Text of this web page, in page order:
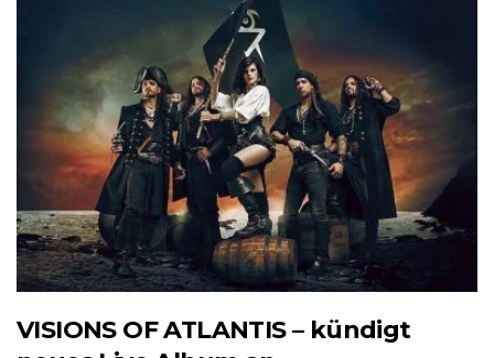
VISIONS OF ATLANTIS – kündigt